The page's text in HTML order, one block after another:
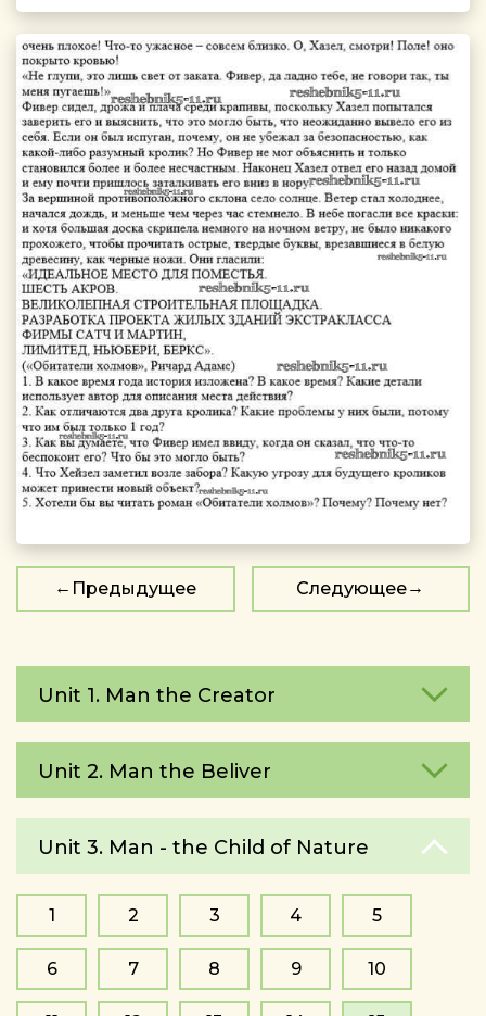
Предыдущее Следующее
Unit 1. Man the Creator
Unit 2. Man the Beliver
Unit 3. Man - the Child of Nature
1 2 3 4 5
6 7 8 9 10